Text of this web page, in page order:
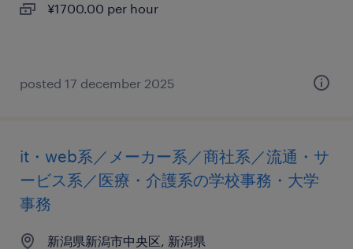
¥1700.00 per hour
posted 17 december 2025
it・web系／メーカー系／商社系／流通・サ
ービス系／医療・介護系の学校事務・大学
事務
新潟県新潟市中央区, 新潟県